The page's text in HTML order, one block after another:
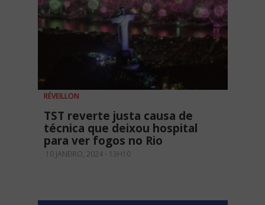
RÉVEILLON
TST reverte justa causa de
técnica que deixou hospital
para ver fogos no Rio
10 JANEIRO, 2024 - 13H10